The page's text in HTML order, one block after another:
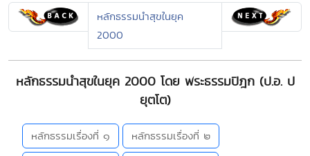
หลักธรรมนำสุขในยุค
2000
หลักธรรมนำสุขในยุค 2000 โดย พระธรรมปิฎก (ป.อ. ป
ยุตโต)
หลักธรรมเรื่องที่ ๑
หลักธรรมเรื่องที่ ๒